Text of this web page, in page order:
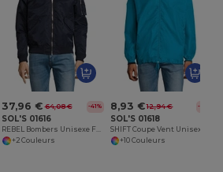
37,96 € 64,08 € -41%
SOL'S 01616
+2 Couleurs
8,93 € 12,94 € -31%
SOL'S 01618
+10 Couleurs